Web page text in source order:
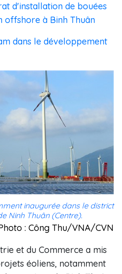
d'installation de bouées
à Binh Thuân
dans le développement
inaugurée dans le district
Ninh Thuân (Centre).
: Công Thu/VNA/CVN
et du Commerce a mis
éoliens, notamment